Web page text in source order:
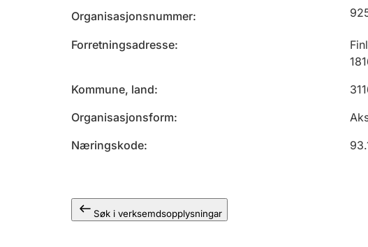
Organisasjonsnummer
Forretningsadresse
Kommune, land
Organisasjonsform
Næringskode
Søk i verksemdsopplysningar